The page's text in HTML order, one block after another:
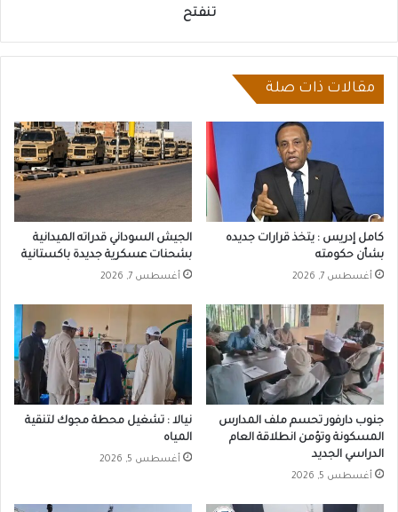
تنفتح
مقالات ذات صلة
كامل إدريس : يتخذ قرارات جديده
بشأن حكومته
أغسطس 7, 2026
الجيش السوداني قدراته الميدانية
بشحنات عسكرية جديدة باكستانية
أغسطس 7, 2026
جنوب دارفور تحسم ملف المدارس
المسكونة وتؤمن انطلاقة العام
الدراسي الجديد
أغسطس 5, 2026
نيالا : تشغيل محطة مجوك لتنقية
المياه
أغسطس 5, 2026